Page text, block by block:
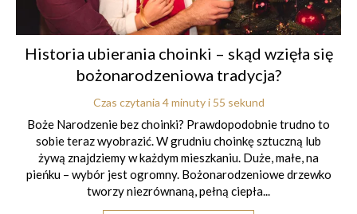
Historia ubierania choinki – skąd wzięła się
bożonarodzeniowa tradycja?
Czas czytania 4 minuty i 55 sekund
Boże Narodzenie bez choinki? Prawdopodobnie trudno to
sobie teraz wyobrazić. W grudniu choinkę sztuczną lub
żywą znajdziemy w każdym mieszkaniu. Duże, małe, na
pieńku – wybór jest ogromny. Bożonarodzeniowe drzewko
tworzy niezrównaną, pełną ciepła...